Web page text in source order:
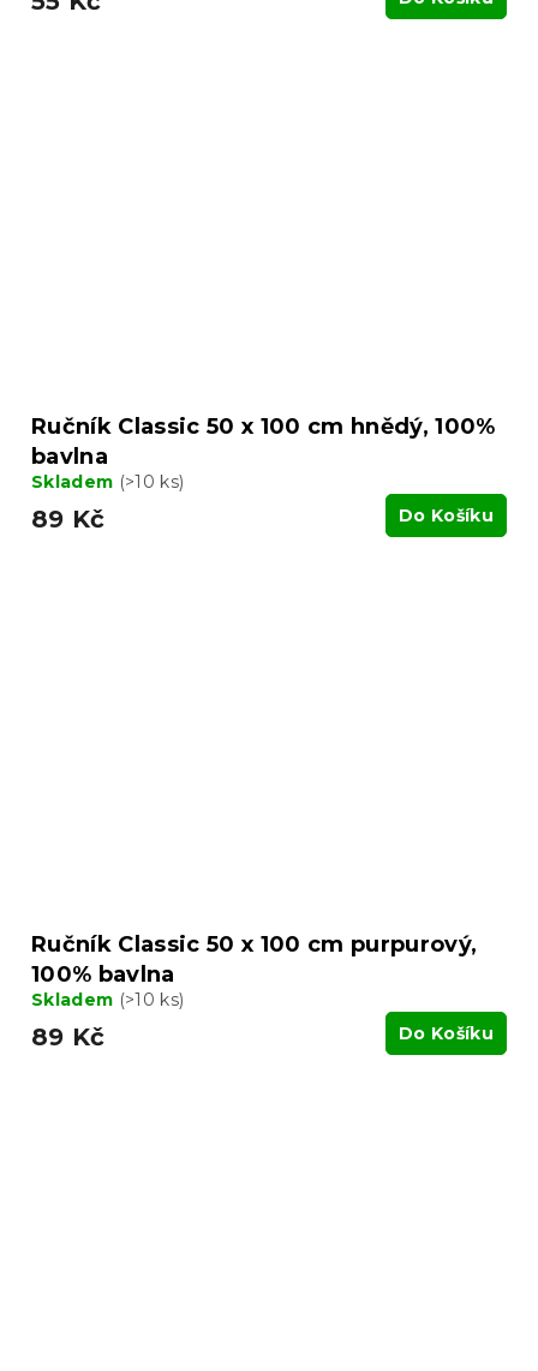
Ručník Classic 50 x 100 cm hnědý, 100%
bavlna
Skladem (>10 ks)
89 Kč Do Košíku
Ručník Classic 50 x 100 cm purpurový,
100% bavlna
Skladem (>10 ks)
89 Kč Do Košíku